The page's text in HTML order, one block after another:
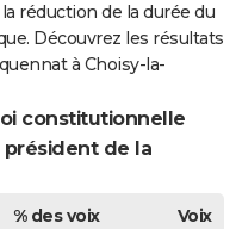
réduction de la durée du
Découvrez les résultats
à Choisy-la-
constitutionnelle
de la
% des voix
Voix